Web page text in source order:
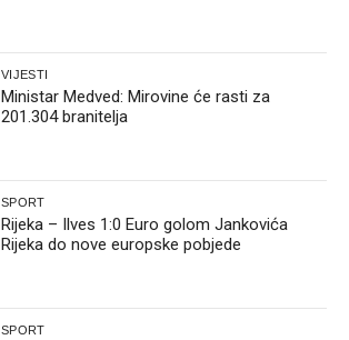
VIJESTI
Ministar Medved: Mirovine će rasti za
201.304 branitelja
SPORT
Rijeka – Ilves 1:0 Euro golom Jankovića
Rijeka do nove europske pobjede
SPORT